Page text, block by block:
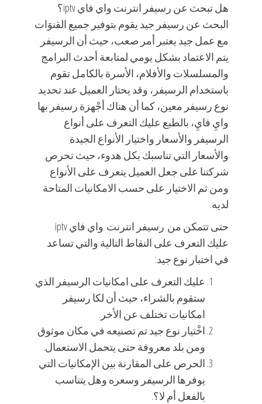
هل تبحث عن رسيفر انترنت واي فاي iptv؟
البحث عن رسيفر جيد يقوم بتوفير جميع القنوَات
مع عمل جيد يعتبر أمر صعب، حيث أن الرسيفر
يتم الاعتماد بشكل يومي لمتابعة أحدث البرامج
والمسلسلات والأفلام، الأسرة بالكامل تقوم
باستخدام الرسيفر، وقد يحتار العميل عند تحديد
نوع رسيفر معين، كما أن هناك أجْهزة رسيفر بها
وايِ فايِ، بالطبع عليك التعرف على أنواع
الرسيفر والأسعار واختيار الأنواع الجيدة
والأسعار التي تناسبك بكل هدوء، حيث تحرص
شركتنا على جعل العميل يتعرف على الأنواع
ومن ثم الاختيار على حسب الامكانيات المتاحة
لديه.
حتى تتمكن من رسيفر انترنت واي فاي iptv
عليك التعرف على النقاط التالية والتي تساعد
في اختبار نوع جيد:
عليك التعرف على امكانيات الرسيفر الذي
ستقوم بالشراء، حيث أن لكا رسيفر
امكانيات تختلف عن الأخر.
اخْتيار نوع جيد تم تصنيعه في مكان موثوق
ومن بلد معروفة حتى يتحمل الاستعمال.
الحرص على المقارنة بين الإمكانيات التي
يوفرها الرسيفر وسعره وهل يتناسب
بالفعل أم لا؟.